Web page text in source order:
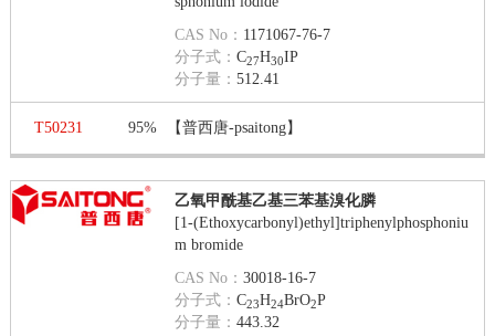
CAS No： 1171067-76-7
分子式：C27H30IP
分子量：512.41
T50231 95% 【普西唐-psaitong】
乙氧甲酰基乙基三苯基溴化膦
[1-(Ethoxycarbonyl)ethyl]triphenylphosphoniu
m bromide
CAS No：30018-16-7
分子式：C23H24BrO2P
分子量：443.32